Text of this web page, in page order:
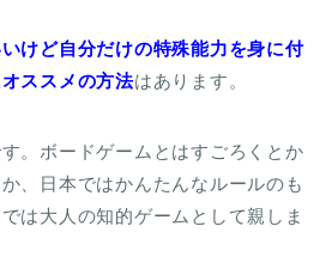
けど自分だけの特殊能力を身に付
ススメの方法はあります。
。ボードゲームとはすごろくとか
、日本ではかんたんなルールのも
は大人の知的ゲームとして親しま